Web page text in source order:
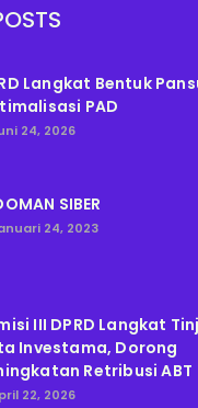
Langkat Bentuk
PAD
24, 2026
SIBER
24, 2023
III DPRD Langkat
Investama, Dorong
Retribusi ABT
22, 2026